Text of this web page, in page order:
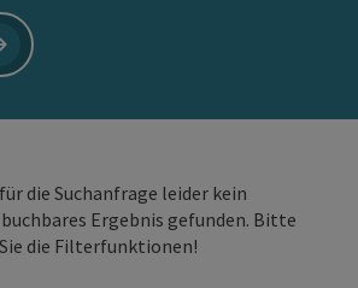
die Suchanfrage leider kein
buchbares Ergebnis gefunden. Bitte
die Filterfunktionen!